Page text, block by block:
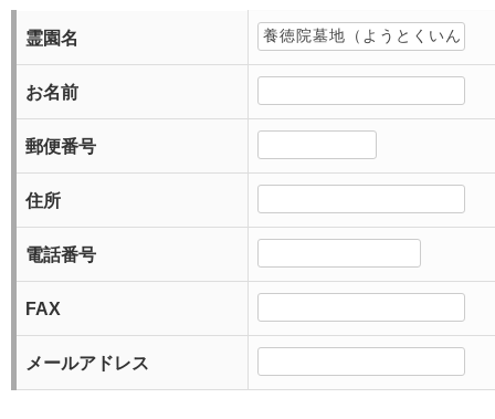
霊園名
お名前
郵便番号
住所
電話番号
FAX
メールアドレス